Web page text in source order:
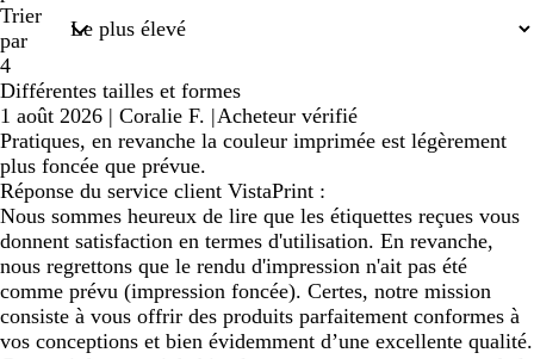
Trier
par
4
Différentes tailles et formes
1 août 2026 | Coralie F. |Acheteur vérifié
Pratiques, en revanche la couleur imprimée est légèrement
plus foncée que prévue.
Réponse du service client VistaPrint :
Nous sommes heureux de lire que les étiquettes reçues vous
donnent satisfaction en termes d'utilisation. En revanche,
nous regrettons que le rendu d'impression n'ait pas été
comme prévu (impression foncée). Certes, notre mission
consiste à vous offrir des produits parfaitement conformes à
vos conceptions et bien évidemment d’une excellente qualité.